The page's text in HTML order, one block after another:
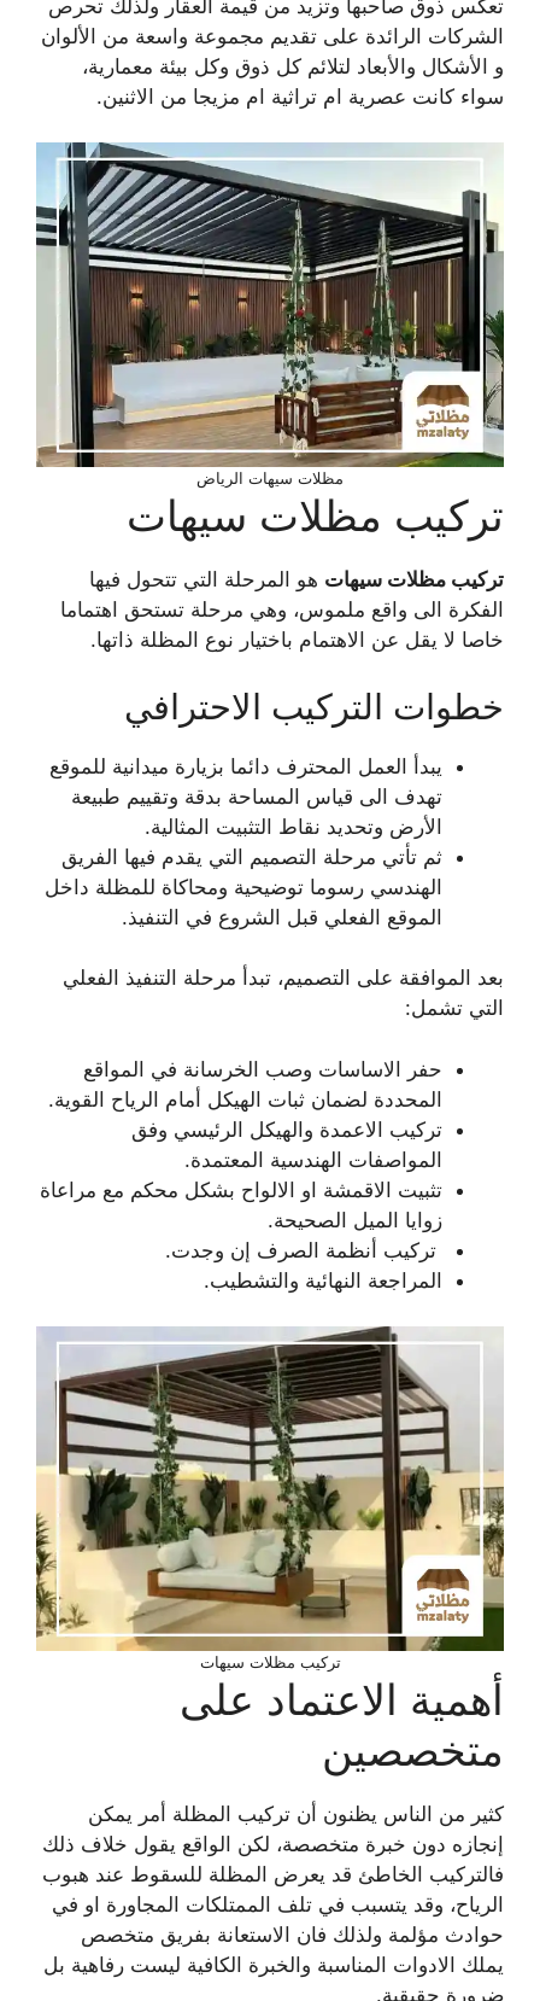
تعكس ذوق صاحبها وتزيد من قيمة العقار ولذلك تحرص
الشركات الرائدة على تقديم مجموعة واسعة من الألوان
و الأشكال والأبعاد لتلائم كل ذوق وكل بيئة معمارية،
سواء كانت عصرية ام تراثية ام مزيجا من الاثنين.
مظلات سيهات الرياض
تركيب مظلات سيهات
تركيب مظلات سيهات هو المرحلة التي تتحول فيها
الفكرة الى واقع ملموس، وهي مرحلة تستحق اهتماما
خاصا لا يقل عن الاهتمام باختيار نوع المظلة ذاتها.
خطوات التركيب الاحترافي
يبدأ العمل المحترف دائما بزيارة ميدانية للموقع
تهدف الى قياس المساحة بدقة وتقييم طبيعة
الأرض وتحديد نقاط التثبيت المثالية.
ثم تأتي مرحلة التصميم التي يقدم فيها الفريق
الهندسي رسوما توضيحية ومحاكاة للمظلة داخل
الموقع الفعلي قبل الشروع في التنفيذ.
بعد الموافقة على التصميم، تبدأ مرحلة التنفيذ الفعلي
التي تشمل:
حفر الاساسات وصب الخرسانة في المواقع
المحددة لضمان ثبات الهيكل أمام الرياح القوية.
تركيب الاعمدة والهيكل الرئيسي وفق
المواصفات الهندسية المعتمدة.
تثبيت الاقمشة او الالواح بشكل محكم مع مراعاة
زوايا الميل الصحيحة.
تركيب أنظمة الصرف إن وجدت.
المراجعة النهائية والتشطيب.
تركيب مظلات سيهات
أهمية الاعتماد على
متخصصين
كثير من الناس يظنون أن تركيب المظلة أمر يمكن
إنجازه دون خبرة متخصصة، لكن الواقع يقول خلاف ذلك
فالتركيب الخاطئ قد يعرض المظلة للسقوط عند هبوب
الرياح، وقد يتسبب في تلف الممتلكات المجاورة او في
حوادث مؤلمة ولذلك فان الاستعانة بفريق متخصص
يملك الادوات المناسبة والخبرة الكافية ليست رفاهية بل
ضرورة حقيقية.